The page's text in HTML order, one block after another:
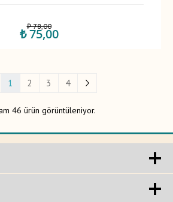
₺ 78,00
₺ 75,00
1 2 3 4
46 ürün görüntüleniyor.